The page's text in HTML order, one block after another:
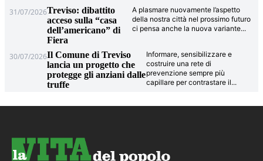
31/07/2026Treviso: dibattito
acceso sulla “casa
dell’americano” di
Fiera
A plasmare nuovamente l’aspetto
della nostra città nel prossimo futuro
ci pensa anche la nuova variante...
30/07/2026Il Comune di Treviso
lancia un progetto che
protegge gli anziani dalle
truffe
Informare, sensibilizzare e
costruire una rete di
prevenzione sempre più
capillare per contrastare il...